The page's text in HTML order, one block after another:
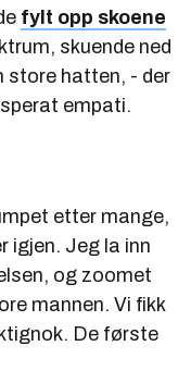
fylt opp skoene
skuende ned
store hatten, - der
empati.
etter mange,
igjen. Jeg la inn
og zoomet
mannen. Vi fikk
De første